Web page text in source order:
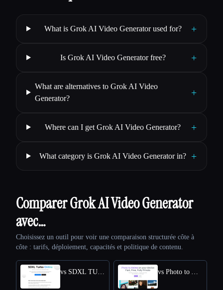
What is Grok AI Video Generator used for? +
Is Grok AI Video Generator free? +
What are alternatives to Grok AI Video
Generator?
+
Where can I get Grok AI Video Generator? +
What category is Grok AI Video Generator in? +
Comparer Grok AI Video Generator
avec…
Choisissez un outil pour voir une comparaison structurée côte à
côte : tarifs, déploiement, capacités et politique de contenu.